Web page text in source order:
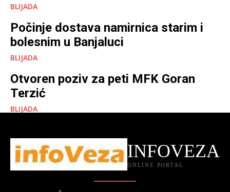
BLIJADA
Počinje dostava namirnica starim i
bolesnim u Banjaluci
BLIJADA
Otvoren poziv za peti MFK Goran
Terzić
BLIJADA
INFOVEZA
ONLINE PORTAL